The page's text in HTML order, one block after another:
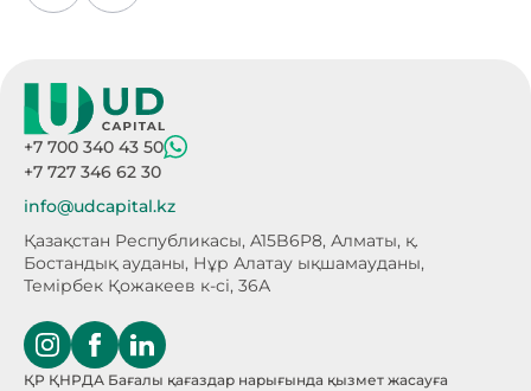
+7 700 340 43 50
+7 727 346 62 30
info@udcapital.kz
Қазақстан Республикасы, A15B6P8, Алматы, қ.
Бостандық ауданы, Нұр Алатау ықшамауданы,
Темірбек Қожакеев к-сі, 36А
ҚР ҚНРДА Бағалы қағаздар нарығында қызмет жасауға